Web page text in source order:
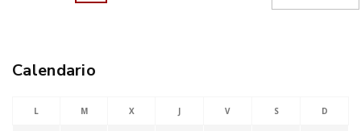
Calendario
L M X J V S D